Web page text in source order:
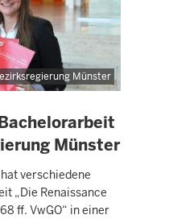
Münster
Münster
verschiedene
„Die Renaissance
ff. VwGO“ in einer